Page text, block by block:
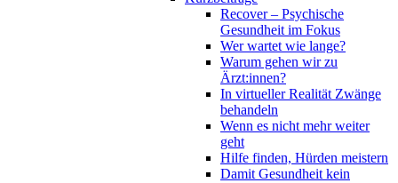
Recover – Psychische
Gesundheit im Fokus
Wer wartet wie lange?
Warum gehen wir zu
Ärzt:innen?
In virtueller Realität Zwänge
behandeln
Wenn es nicht mehr weiter
geht
Hilfe finden, Hürden meistern
Damit Gesundheit kein